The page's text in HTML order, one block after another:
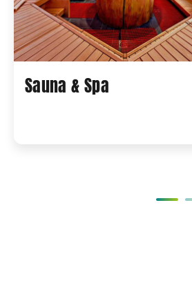
Sauna & Spa